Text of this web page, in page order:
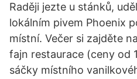
Raději jezte u stánků,
lokálním pivem Phoenix
místní. Večer si zajděte
fajn restaurace (ceny od
sáčky místního